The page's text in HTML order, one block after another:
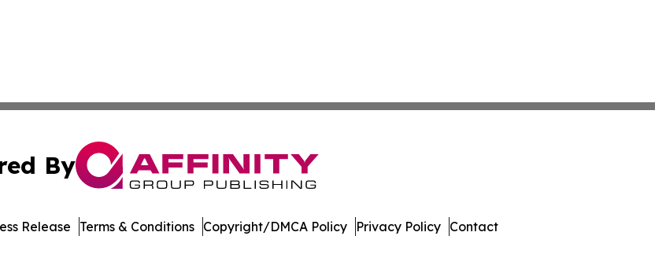
By
Release Terms & Conditions Copyright/DMCA Policy Privacy Policy Contact